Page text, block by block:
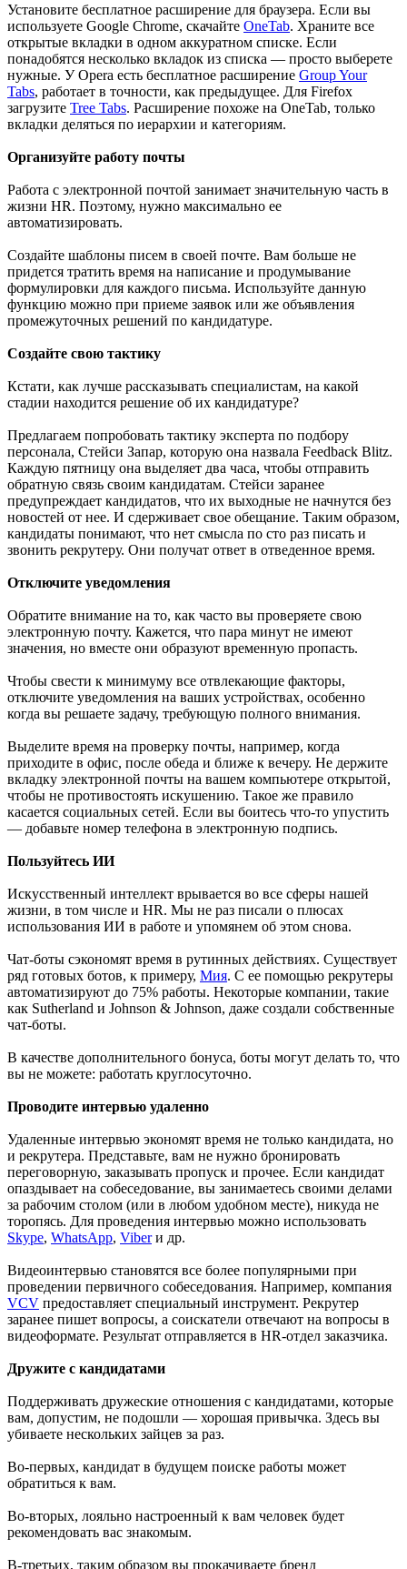
Установите бесплатное расширение для браузера. Если вы
используете Google Chrome, скачайте OneTab. Храните все
открытые вкладки в одном аккуратном списке. Если
понадобятся несколько вкладок из списка — просто выберете
нужные. У Opera есть бесплатное расширение Group Your
Tabs, работает в точности, как предыдущее. Для Firefox
загрузите Tree Tabs. Расширение похоже на OneTab, только
вкладки деляться по иерархии и категориям.
Организуйте работу почты
Работа с электронной почтой занимает значительную часть в
жизни HR. Поэтому, нужно максимально ее
автоматизировать.
Создайте шаблоны писем в своей почте. Вам больше не
придется тратить время на написание и продумывание
формулировки для каждого письма. Используйте данную
функцию можно при приеме заявок или же объявления
промежуточных решений по кандидатуре.
Создайте свою тактику
Кстати, как лучше рассказывать специалистам, на какой
стадии находится решение об их кандидатуре?
Предлагаем попробовать тактику эксперта по подбору
персонала, Стейси Запар, которую она назвала Feedback Blitz.
Каждую пятницу она выделяет два часа, чтобы отправить
обратную связь своим кандидатам. Стейси заранее
предупреждает кандидатов, что их выходные не начнутся без
новостей от нее. И сдерживает свое обещание. Таким образом,
кандидаты понимают, что нет смысла по сто раз писать и
звонить рекрутеру. Они получат ответ в отведенное время.
Отключите уведомления
Обратите внимание на то, как часто вы проверяете свою
электронную почту. Кажется, что пара минут не имеют
значения, но вместе они образуют временную пропасть.
Чтобы свести к минимуму все отвлекающие факторы,
отключите уведомления на ваших устройствах, особенно
когда вы решаете задачу, требующую полного внимания.
Выделите время на проверку почты, например, когда
приходите в офис, после обеда и ближе к вечеру. Не держите
вкладку электронной почты на вашем компьютере открытой,
чтобы не противостоять искушению. Такое же правило
касается социальных сетей. Если вы боитесь что-то упустить
— добавьте номер телефона в электронную подпись.
Пользуйтесь ИИ
Искусственный интеллект врывается во все сферы нашей
жизни, в том числе и HR. Мы не раз писали о плюсах
использования ИИ в работе и упомянем об этом снова.
Чат-боты сэкономят время в рутинных действиях. Существует
ряд готовых ботов, к примеру, Мия. С ее помощью рекрутеры
автоматизируют до 75% работы. Некоторые компании, такие
как Sutherland и Johnson & Johnson, даже создали собственные
чат-боты.
В качестве дополнительного бонуса, боты могут делать то, что
вы не можете: работать круглосуточно.
Проводите интервью удаленно
Удаленные интервью экономят время не только кандидата, но
и рекрутера. Представьте, вам не нужно бронировать
переговорную, заказывать пропуск и прочее. Если кандидат
опаздывает на собеседование, вы занимаетесь своими делами
за рабочим столом (или в любом удобном месте), никуда не
торопясь. Для проведения интервью можно использовать
Skype, WhatsApp, Viberи др.
Видеоинтервью становятся все более популярными при
проведении первичного собеседования. Например, компания
VCV предоставляет специальный инструмент. Рекрутер
заранее пишет вопросы, а соискатели отвечают на вопросы в
видеоформате. Результат отправляется в HR-отдел заказчика.
Дружите с кандидатами
Поддерживать дружеские отношения с кандидатами, которые
вам, допустим, не подошли — хорошая привычка. Здесь вы
убиваете нескольких зайцев за раз.
Во-первых, кандидат в будущем поиске работы может
обратиться к вам.
Во-вторых, лояльно настроенный к вам человек будет
рекомендовать вас знакомым.
В-третьих, таким образом вы прокачиваете бренд